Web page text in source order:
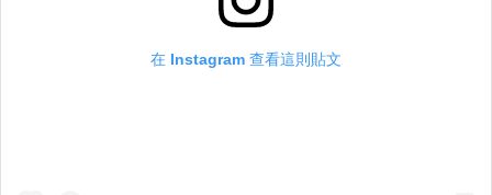
在 Instagram 查看這則貼文